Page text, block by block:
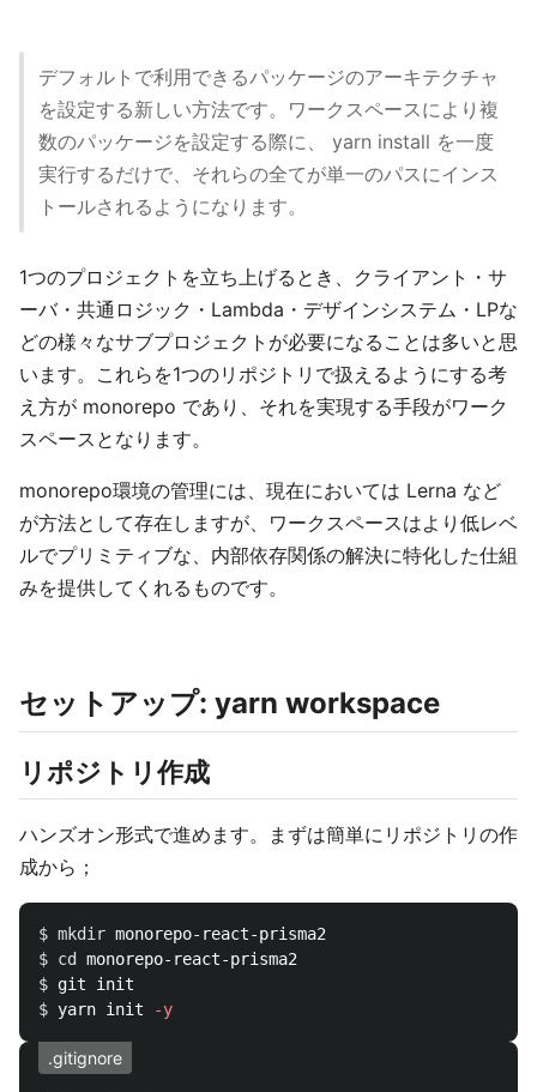
デフォルトで利用できるパッケージのアーキテクチャ
を設定する新しい方法です。ワークスペースにより複
数のパッケージを設定する際に、 yarn install を一度
実行するだけで、それらの全てが単一のパスにインス
トールされるようになります。
1つのプロジェクトを立ち上げるとき、クライアント・サ
ーバ・共通ロジック・Lambda・デザインシステム・LPな
どの様々なサブプロジェクトが必要になることは多いと思
います。これらを1つのリポジトリで扱えるようにする考
え方が monorepo であり、それを実現する手段がワーク
スペースとなります。
monorepo環境の管理には、現在においては Lerna など
が方法として存在しますが、ワークスペースはより低レベ
ルでプリミティブな、内部依存関係の解決に特化した仕組
みを提供してくれるものです。
セットアップ: yarn workspace
リポジトリ作成
ハンズオン形式で進めます。まずは簡単にリポジトリの作
成から；
$ mkdir
$ cd
$
$ yarn init -y
.gitignore